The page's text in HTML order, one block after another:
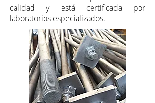
calidad y está certificada por
laboratorios especializados.